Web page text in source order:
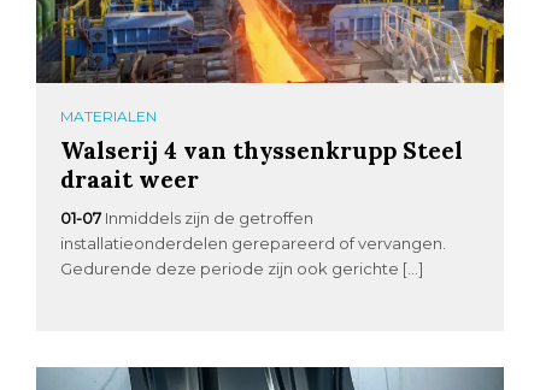
MATERIALEN
Walserij 4 van thyssenkrupp Steel
draait weer
01-07 Inmiddels zijn de getroffen
installatieonderdelen gerepareerd of vervangen.
Gedurende deze periode zijn ook gerichte […]